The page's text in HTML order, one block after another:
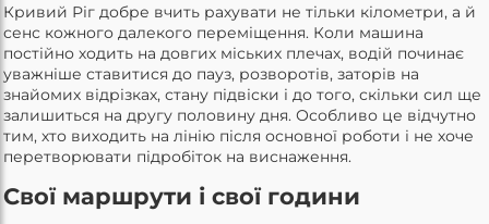
Кривий Ріг добре вчить рахувати не тільки кілометри, а й
сенс кожного далекого переміщення. Коли машина
постійно ходить на довгих міських плечах, водій починає
уважніше ставитися до пауз, розворотів, заторів на
знайомих відрізках, стану підвіски і до того, скільки сил ще
залишиться на другу половину дня. Особливо це відчутно
тим, хто виходить на лінію після основної роботи і не хоче
перетворювати підробіток на виснаження.
Свої маршрути і свої години